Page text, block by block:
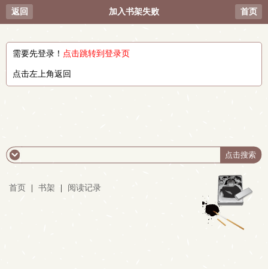
返回 加入书架失败 首页
需要先登录！ 点击跳转到登录页
点击左上角返回
首页 书架 阅读记录